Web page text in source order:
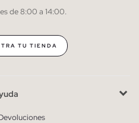
en cualquier momento.
de 8:00 a 14:00.
TU TIENDA